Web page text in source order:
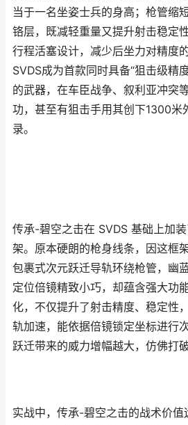
当于一名坐姿士兵的身高；枪管缩
铬层，既减轻重量又提升射击稳定
行程活塞设计，减少后坐力对精度
SVDS成为首款同时具备“狙击级精
的武器，在车臣战争、叙利亚冲突
功，甚至有狙击手用其创下1300米
录。
传承-碧空之击在 SVDS 基础上加
架。原本硬朗的枪身线条，因这框
包裹式次元跃迁导轨环绕枪管，幽
定位倍镜精致小巧，却蕴含强大功
化，不仅提升了射击精度、稳定性
轨加速，能依据倍镜锁定坐标进行
跃迁带来的威力增幅越大，仿佛打
实战中，传承-碧空之击的战术价值